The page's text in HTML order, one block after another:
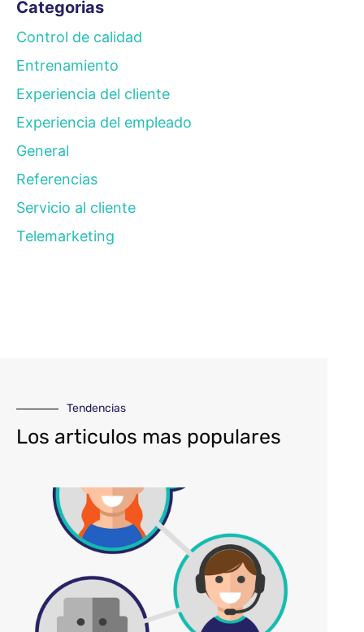
Categorias
Control de calidad
Entrenamiento
Experiencia del cliente
Experiencia del empleado
General
Referencias
Servicio al cliente
Telemarketing
Tendencias
Los articulos mas populares